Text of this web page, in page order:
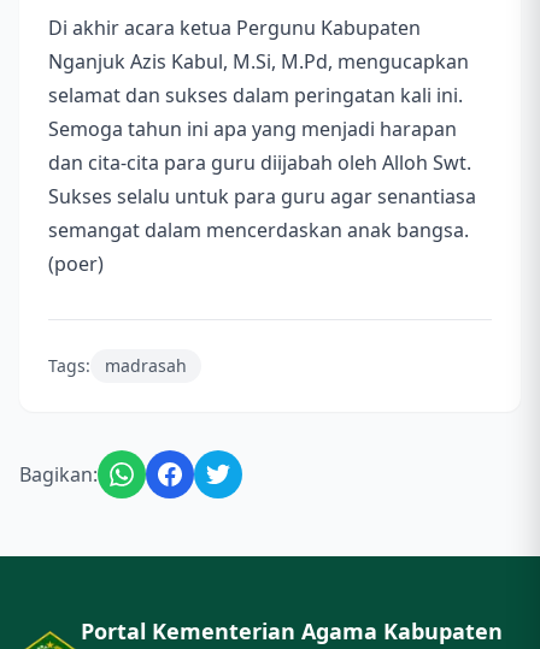
Di akhir acara ketua Pergunu Kabupaten
Nganjuk Azis Kabul, M.Si, M.Pd, mengucapkan
selamat dan sukses dalam peringatan kali ini.
Semoga tahun ini apa yang menjadi harapan
dan cita-cita para guru diijabah oleh Alloh Swt.
Sukses selalu untuk para guru agar senantiasa
semangat dalam mencerdaskan anak bangsa.
(poer)
Tags: madrasah
Bagikan:
Portal Kementerian Agama Kabupaten